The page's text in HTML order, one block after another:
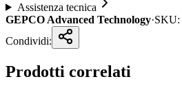
Assistenza tecnica
GEPCO Advanced Technology·SKU:
Condividi:
Prodotti correlati